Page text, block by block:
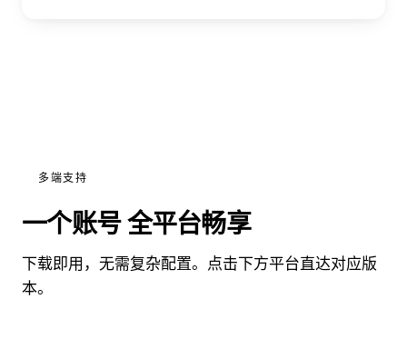
多端支持
一个账号 全平台畅享
下载即用，无需复杂配置。点击下方平台直达对应版
本。